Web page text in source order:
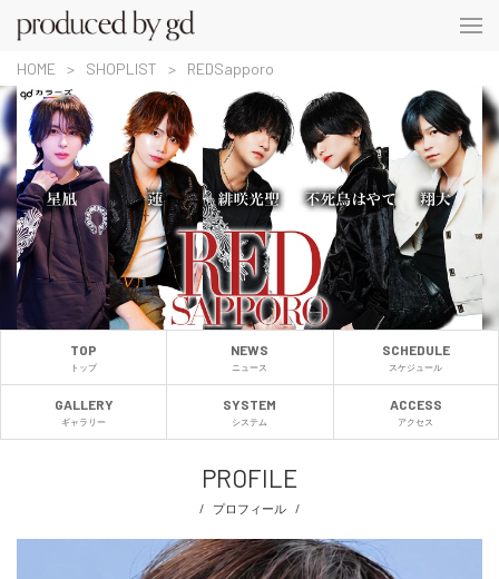
HOME SHOPLIST REDSapporo
TOP
トップ
NEWS
ニュース
SCHEDULE
スケジュール
GALLERY
ギャラリー
SYSTEM
システム
ACCESS
アクセス
PROFILE
プロフィール